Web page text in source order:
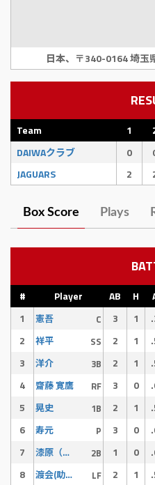
日本、〒340-0164 埼玉
Team 1
DAIWAクラブ
0
JAGUARS
2
Box Score Plays
# Player AB H
1
憲吾 C 3 1
2
祥平 SS 2 1
3
洋介 3B 2 1
4
齋藤 寛鷹 RF 3 0
5
晃史 1B 2 1
6
寿元 P 3 0
7
漆原（助っ人） 2B 1 0
8
渡会(助っ人) LF 2 1